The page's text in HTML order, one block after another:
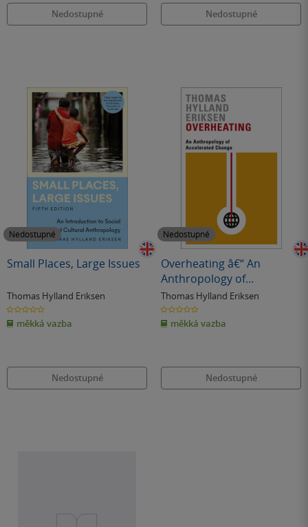
Nedostupné Nedostupné
Nedostupné
Small Places, Large Issues
Thomas Hylland Eriksen
0.0
z
5
hvězdiček
měkká vazba
Nedostupné
Nedostupné
Overheating â€“ An
Anthropology of
Accelerated Change
Thomas Hylland Eriksen
0.0
z
5
hvězdiček
měkká vazba
Nedostupné